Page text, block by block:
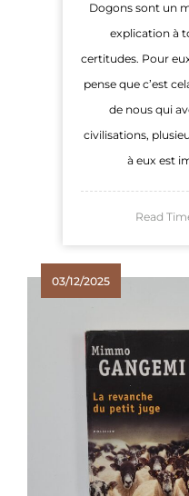
Dogons sont un
explication à
certitudes. Pour
pense que c’est
de nous qui
civilisations,
à eux est
Read
03/12/2025